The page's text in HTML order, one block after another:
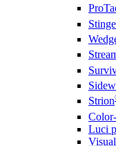
Strion
Luci